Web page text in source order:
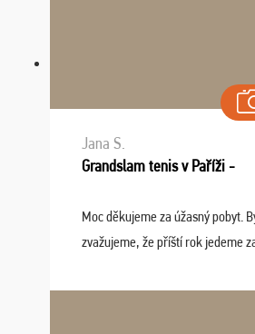
Jana S.
Grandslam tenis v Paříži -
Moc děkujeme za úžasný pobyt.
zvažujeme, že příští rok jedeme